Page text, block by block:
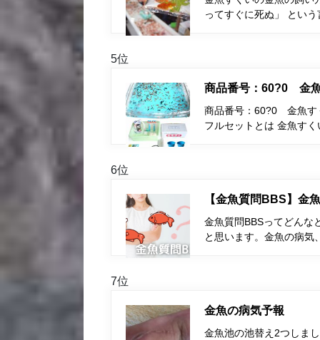
ってすぐに死ぬ」 とい
5位
商品番号：60?0 金
商品番号：60?0 金魚す
フルセットとは 金魚す
6位
【金魚質問BBS】金
金魚質問BBSってどんな
と思います。金魚の病
7位
金魚の病気予報
金魚池の池替え2つしま